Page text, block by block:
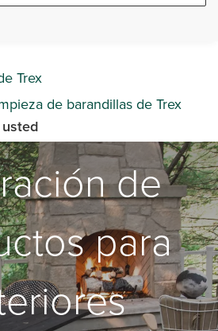
Trex
de barandillas de Trex
de
para